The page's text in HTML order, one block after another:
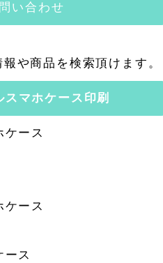
い合わせ
や商品を検索頂けます。
スマホケース印刷
ケース
ケース
ース